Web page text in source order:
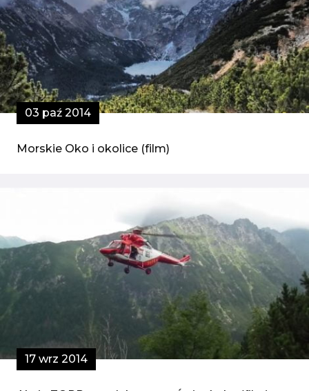
03 paź 2014
Morskie Oko i okolice (film)
17 wrz 2014